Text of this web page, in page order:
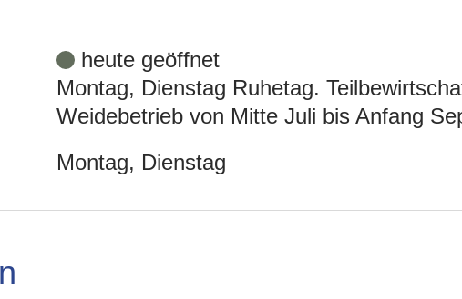
heute geöffnet
Montag, Dienstag Ruhetag.
Weidebetrieb von Mitte Juli bis Anfang
Montag, Dienstag